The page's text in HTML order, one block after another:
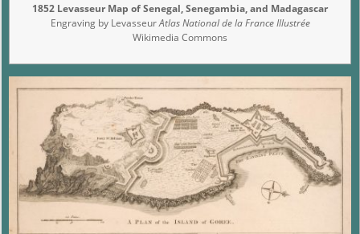
1852 Levasseur Map of Senegal, Senegambia, and Madagascar
Engraving by LevasseurAtlas National de la France Illustrée
Wikimedia Commons